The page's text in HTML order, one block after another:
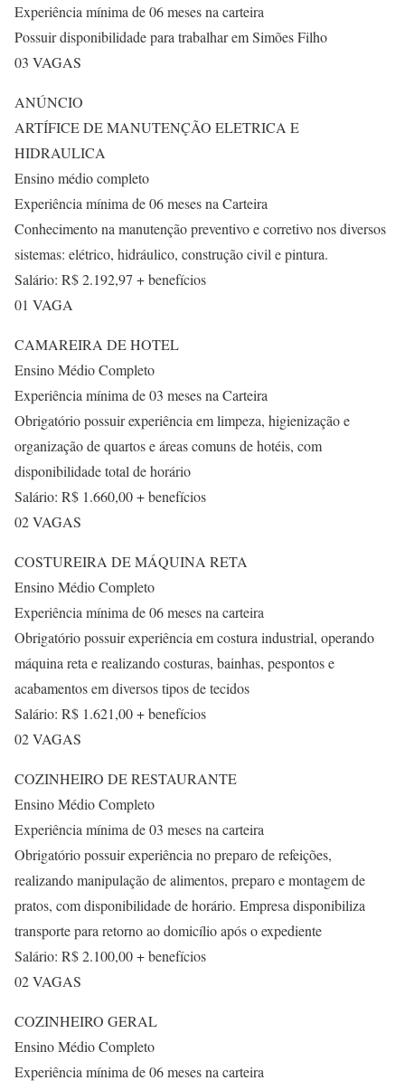
Experiência mínima de 06 meses na carteira
Possuir disponibilidade para trabalhar em Simões Filho
03 VAGAS
ANÚNCIO
ARTÍFICE DE MANUTENÇÃO ELETRICA E
HIDRAULICA
Ensino médio completo
Experiência mínima de 06 meses na Carteira
Conhecimento na manutenção preventivo e corretivo nos diversos
sistemas: elétrico, hidráulico, construção civil e pintura.
Salário: R$ 2.192,97 + benefícios
01 VAGA
CAMAREIRA DE HOTEL
Ensino Médio Completo
Experiência mínima de 03 meses na Carteira
Obrigatório possuir experiência em limpeza, higienização e
organização de quartos e áreas comuns de hotéis, com
disponibilidade total de horário
Salário: R$ 1.660,00 + benefícios
02 VAGAS
COSTUREIRA DE MÁQUINA RETA
Ensino Médio Completo
Experiência mínima de 06 meses na carteira
Obrigatório possuir experiência em costura industrial, operando
máquina reta e realizando costuras, bainhas, pespontos e
acabamentos em diversos tipos de tecidos
Salário: R$ 1.621,00 + benefícios
02 VAGAS
COZINHEIRO DE RESTAURANTE
Ensino Médio Completo
Experiência mínima de 03 meses na carteira
Obrigatório possuir experiência no preparo de refeições,
realizando manipulação de alimentos, preparo e montagem de
pratos, com disponibilidade de horário. Empresa disponibiliza
transporte para retorno ao domicílio após o expediente
Salário: R$ 2.100,00 + benefícios
02 VAGAS
COZINHEIRO GERAL
Ensino Médio Completo
Experiência mínima de 06 meses na carteira